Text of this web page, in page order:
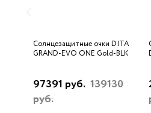
Солнцезащитные очки DITA
GRAND-EVO ONE Gold-BLK
97391 руб. 139130
руб.